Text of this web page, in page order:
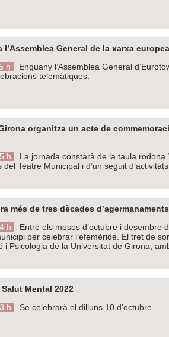
l’Assemblea General de la xarxa
h
Enguany l’Assemblea General
telemàtiques.
organitza un acte de
h
La jornada constarà de la taula rodona
Teatre Municipal i d’un seguit
més de tres dècades
h
Entre els mesos d’octubre i desembre
per celebrar l’efemèride. El tret de
i Psicologia de la Universitat de Girona,
Mental 2022
h
Se celebrarà el dilluns 10 d'octubre.